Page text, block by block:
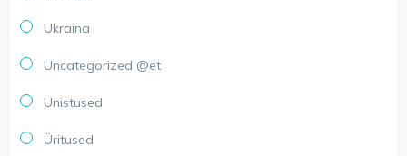
Ukraina
Uncategorized @et
Unistused
Üritused